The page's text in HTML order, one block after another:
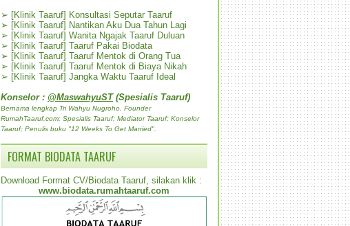
➢ [Klinik Taaruf] Konsultasi Seputar Taaruf
➢ [Klinik Taaruf] Nantikan Aku Dua Tahun Lagi
➢ [Klinik Taaruf] Wanita Ngajak Taaruf Duluan
➢ [Klinik Taaruf] Taaruf Pakai Biodata
➢ [Klinik Taaruf] Taaruf Mentok di Orang Tua
➢ [Klinik Taaruf] Taaruf Mentok di Biaya Nikah
➢ [Klinik Taaruf] Jangka Waktu Taaruf Ideal
Konselor : @MaswahyuST(Spesialis Taaruf)
Bernama lengkap Tri Wahyu Nugroho. Founder
RumahTaaruf.com; Spesialis Taaruf; Mediator Taaruf; Konselor
Taaruf; Penulis buku "12 Weeks To Get Married".
FORMAT BIODATA TAARUF
Download Format CV/Biodata Taaruf, silakan klik :
www.biodata.rumahtaaruf.com